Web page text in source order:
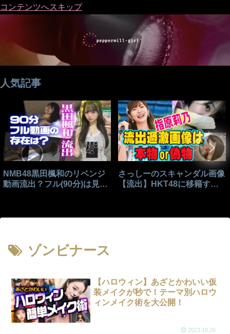
コンテンツへスキップ
人気記事
NMB48黒田楓和のリベンジ
動画流出？フル(90分)は見れ
さっしーのスキャンダル画像
【流出】HKT48に移籍する
ゾンビナース
【ハロウィン】あざとかわいい仮
装メイクが秒で！テーマ別ハロウ
ィンメイク術を大公開！
2023.10.26